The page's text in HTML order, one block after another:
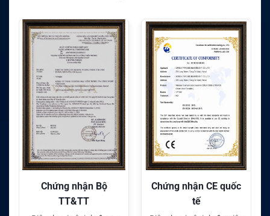
Chứng nhận CE quốc
Chứng nhận FC quốc